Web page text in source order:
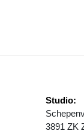
Studio:
3891 ZK